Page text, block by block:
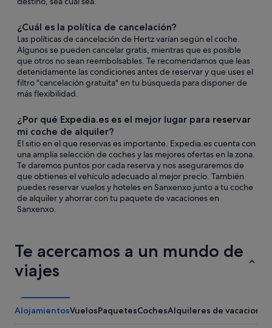
¿Cuál es la política de cancelación?
Las políticas de cancelación de Hertz varían según el coche.
Algunos se pueden cancelar gratis, mientras que es posible
que otros no sean reembolsables. Te recomendamos que leas
detenidamente las condiciones antes de reservar y que uses el
filtro "cancelación gratuita" en tu búsqueda para disponer de
más flexibilidad.
¿Por qué Expedia.es es el mejor lugar para reservar
mi coche de alquiler?
El sitio en el que reservas es importante. Expedia.es cuenta con
una amplia selección de coches y las mejores ofertas en la zona.
Te daremos puntos por cada reserva y nos aseguraremos de
que obtienes el vehículo adecuado al mejor precio. También
puedes reservar vuelos y hoteles en Sanxenxo junto a tu coche
de alquiler y ahorrar con tu paquete de vacaciones en
Sanxenxo.
Te acercamos a un mundo de
viajes
AlojamientosVuelosPaquetesCochesAlquileres de vacaciones